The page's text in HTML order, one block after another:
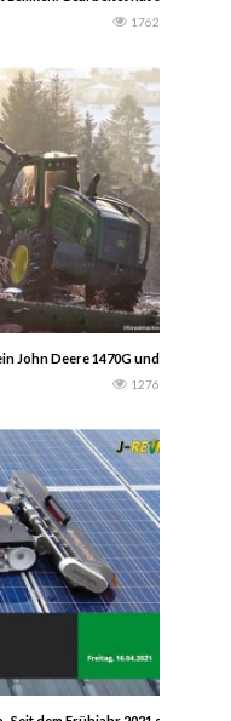
1762
John Deere 1470G und der
1276